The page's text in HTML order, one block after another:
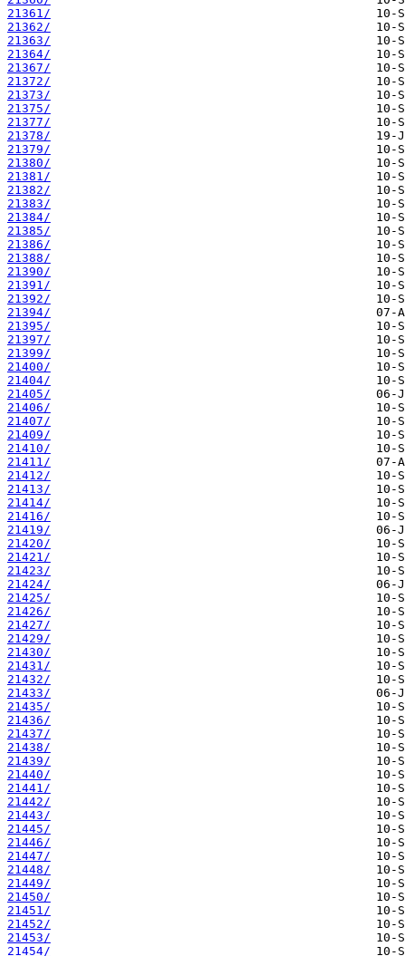
21361/
21362/
21363/
21364/
21367/
21372/
21373/
21375/
21377/
21378/
21379/
21380/
21381/
21382/
21383/
21384/
21385/
21386/
21388/
21390/
21391/
21392/
21394/
21395/
21397/
21399/
21400/
21404/
21405/
21406/
21407/
21409/
21410/
21411/
21412/
21413/
21414/
21416/
21419/
21420/
21421/
21423/
21424/
21425/
21426/
21427/
21429/
21430/
21431/
21432/
21433/
21435/
21436/
21437/
21438/
21439/
21440/
21441/
21442/
21443/
21445/
21446/
21447/
21448/
21449/
21450/
21451/
21452/
21453/
21454/